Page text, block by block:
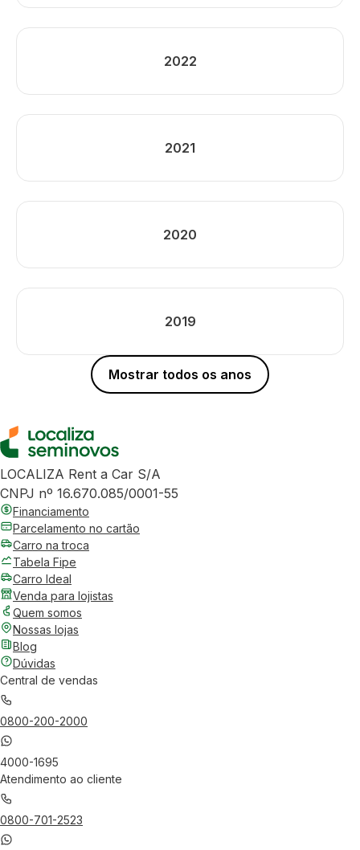
2022
2021
2020
2019
Mostrar todos os anos
LOCALIZA Rent a Car S/A
CNPJ nº 16.670.085/0001-55
Financiamento
Parcelamento no cartão
Carro na troca
Tabela Fipe
Carro Ideal
Venda para lojistas
Quem somos
Nossas lojas
Blog
Dúvidas
Central de vendas
0800-200-2000
4000-1695
Atendimento ao cliente
0800-701-2523